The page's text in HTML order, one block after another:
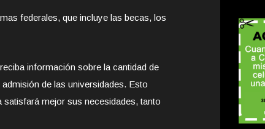
federales, que incluye las becas, los
información sobre la cantidad de
de las universidades. Esto
satisfará mejor sus necesidades, tanto